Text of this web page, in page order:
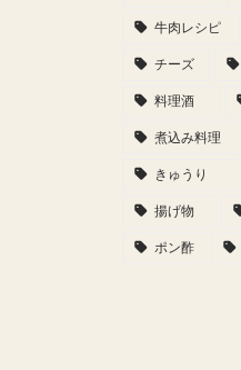
牛肉レシピ
チーズ
料理酒
煮込み料理
きゅうり
揚げ物
ポン酢